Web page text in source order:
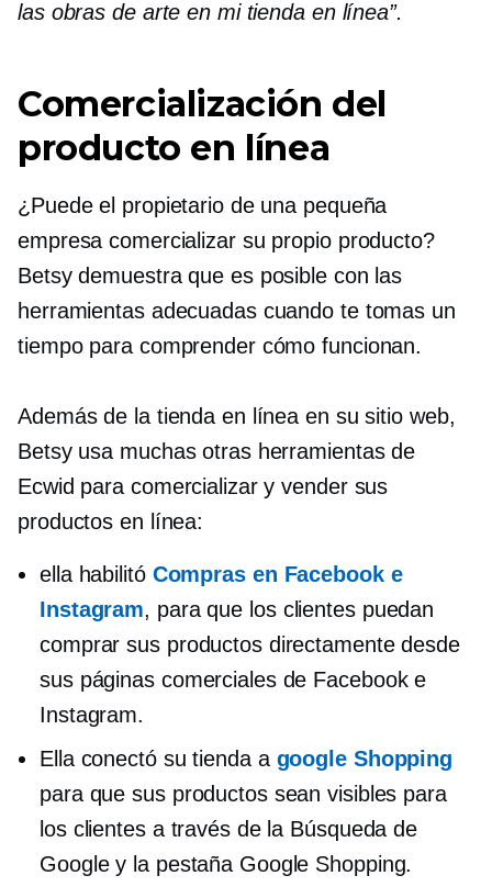
las obras de arte en mi tienda en línea”.
Comercialización del
producto en línea
¿Puede el propietario de una pequeña
empresa comercializar su propio producto?
Betsy demuestra que es posible con las
herramientas adecuadas cuando te tomas un
tiempo para comprender cómo funcionan.
Además de la tienda en línea en su sitio web,
Betsy usa muchas otras herramientas de
Ecwid para comercializar y vender sus
productos en línea:
ella habilitó Compras en Facebook e
Instagram, para que los clientes puedan
comprar sus productos directamente desde
sus páginas comerciales de Facebook e
Instagram.
Ella conectó su tienda a google Shopping
para que sus productos sean visibles para
los clientes a través de la Búsqueda de
Google y la pestaña Google Shopping.